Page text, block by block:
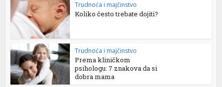
Trudnoća i majčinstvo
Koliko često trebate dojiti?
Trudnoća i majčinstvo
Prema kliničkom
psihologu: 7 znakova da si
dobra mama